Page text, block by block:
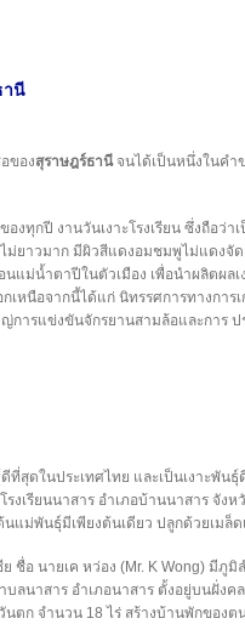
านี
ของสุราษฎร์ธานีจนได้เป็นหนึ่งในคำ
ทุกปี งานวันเงาะโรงเรียน ซึ่งถือว่า
ม่ยาวมาก มีผิวสีแดงอมชมพูไม่แดงจั
ม่น้ำตาปีในตัวเมือง เพื่อนำผลิตผลเ
หนือจากนี้ได้แก่ นิทรรศการทางการ
ารแข่งขันจักรยานสามล้อและการ ป
ธุ์ดีที่สุดในประเทศไทย และเป็นเงาะพั
งเรียนนาสาร อำเภอบ้านนาสาร จัง
แม่พันธุ์มีเพียงต้นเดียว ปลูกด้วยเมล็ด
อ นายเค หว่อง (Mr. K Wong) มีภูมิ
ลนาสาร อำเภอนาสาร ตั้งอยู่บนฝั่งค
ก จำนวน 18 ไร่ สร้างบ้านพักของต